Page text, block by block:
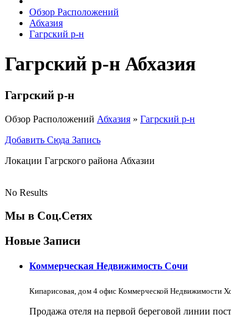
Обзор Расположений
Абхазия
Гагрский р-н
Гагрский р-н Абхазия
Гагрский р-н
Обзор Расположений Абхазия » Гагрский р-н
Добавить Сюда Запись
Локации Гагрского района Абхазии
No Results
Мы в Соц.Сетях
Новые Записи
Коммерческая Недвижимость Сочи
Кипарисовая, дом 4 офис Коммерческой Недвижимости
Продажа отеля на первой береговой линии